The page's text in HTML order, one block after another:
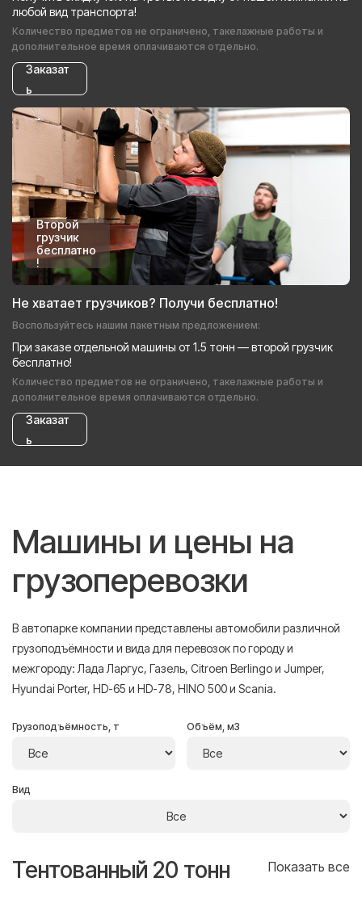
любой вид транспорта!
Количество предметов не ограничено, такелажные работы и
дополнительное время оплачиваются отдельно.
Заказат
ь
Второй
грузчик
бесплатно
!
Не хватает грузчиков? Получи бесплатно!
Воспользуйтесь нашим пакетным предложением:
При заказе отдельной машины от 1.5 тонн — второй грузчик
бесплатно!
Количество предметов не ограничено, такелажные работы и
дополнительное время оплачиваются отдельно.
Заказат
ь
Машины и цены на
грузоперевозки
В автопарке компании представлены автомобили различной
грузоподъёмности и вида для перевозок по городу и
межгороду: Лада Ларгус, Газель, Citroen Berlingo и Jumper,
Hyundai Porter, HD-65 и HD-78, HINO 500 и Scania.
Грузоподъёмность, т Объём, м3
Вид
Тентованный 20 тонн Показать все